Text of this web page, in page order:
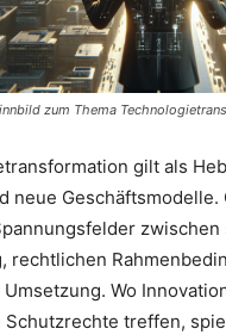
zum Thema
gilt als
neue Geschäftsmodelle.
rechtlichen
Wo
Schutzrechte treffen,